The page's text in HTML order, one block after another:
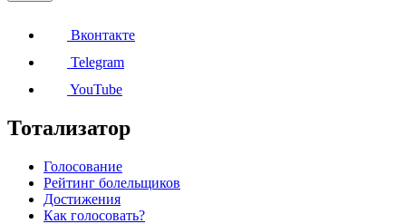
Вконтакте
Telegram
YouTube
Тотализатор
Голосование
Рейтинг болельщиков
Достижения
Как голосовать?